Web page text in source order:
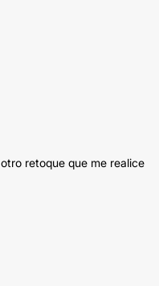
retoque que me realice